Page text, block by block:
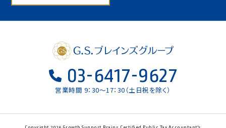
03-6417-9627
営業時間 9：30〜17：30（土日祝を除く）